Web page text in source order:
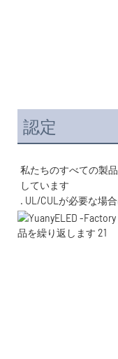
認定
私たちのすべての製
. UL/CULが必要な場